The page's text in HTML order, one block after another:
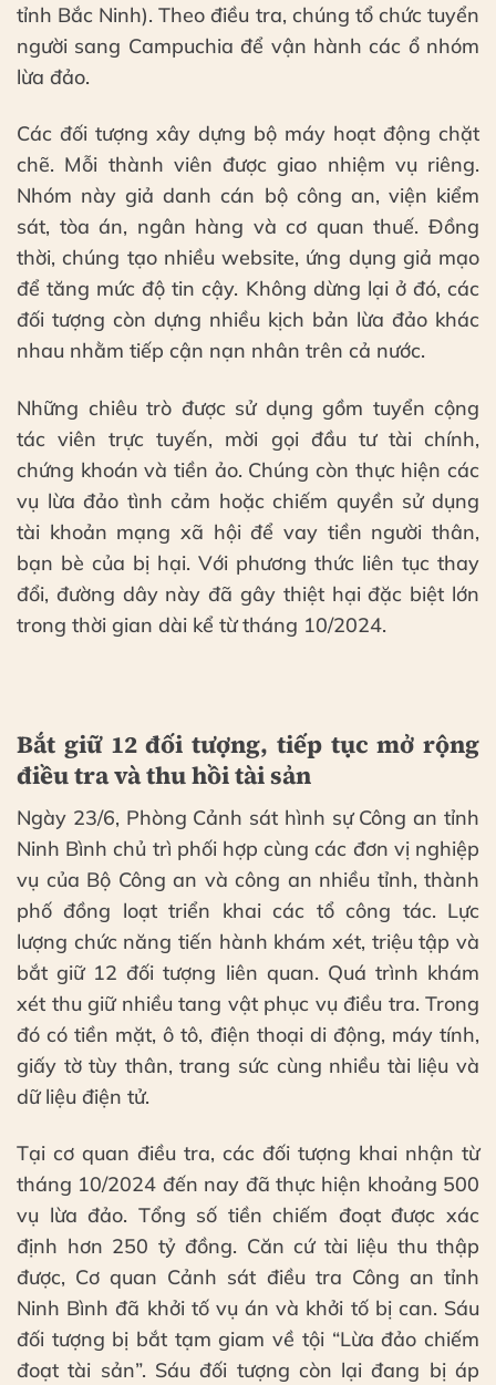
tỉnh Bắc Ninh). Theo điều tra, chúng tổ chức tuyển
người sang Campuchia để vận hành các ổ nhóm
lừa đảo.
Các đối tượng xây dựng bộ máy hoạt động chặt
chẽ. Mỗi thành viên được giao nhiệm vụ riêng.
Nhóm này giả danh cán bộ công an, viện kiểm
sát, tòa án, ngân hàng và cơ quan thuế. Đồng
thời, chúng tạo nhiều website, ứng dụng giả mạo
để tăng mức độ tin cậy. Không dừng lại ở đó, các
đối tượng còn dựng nhiều kịch bản lừa đảo khác
nhau nhằm tiếp cận nạn nhân trên cả nước.
Những chiêu trò được sử dụng gồm tuyển cộng
tác viên trực tuyến, mời gọi đầu tư tài chính,
chứng khoán và tiền ảo. Chúng còn thực hiện các
vụ lừa đảo tình cảm hoặc chiếm quyền sử dụng
tài khoản mạng xã hội để vay tiền người thân,
bạn bè của bị hại. Với phương thức liên tục thay
đổi, đường dây này đã gây thiệt hại đặc biệt lớn
trong thời gian dài kể từ tháng 10/2024.
Bắt giữ 12 đối tượng, tiếp tục mở rộng
điều tra và thu hồi tài sản
Ngày 23/6, Phòng Cảnh sát hình sự Công an tỉnh
Ninh Bình chủ trì phối hợp cùng các đơn vị nghiệp
vụ của Bộ Công an và công an nhiều tỉnh, thành
phố đồng loạt triển khai các tổ công tác. Lực
lượng chức năng tiến hành khám xét, triệu tập và
bắt giữ 12 đối tượng liên quan. Quá trình khám
xét thu giữ nhiều tang vật phục vụ điều tra. Trong
đó có tiền mặt, ô tô, điện thoại di động, máy tính,
giấy tờ tùy thân, trang sức cùng nhiều tài liệu và
dữ liệu điện tử.
Tại cơ quan điều tra, các đối tượng khai nhận từ
tháng 10/2024 đến nay đã thực hiện khoảng 500
vụ lừa đảo. Tổng số tiền chiếm đoạt được xác
định hơn 250 tỷ đồng. Căn cứ tài liệu thu thập
được, Cơ quan Cảnh sát điều tra Công an tỉnh
Ninh Bình đã khởi tố vụ án và khởi tố bị can. Sáu
đối tượng bị bắt tạm giam về tội “Lừa đảo chiếm
đoạt tài sản”. Sáu đối tượng còn lại đang bị áp